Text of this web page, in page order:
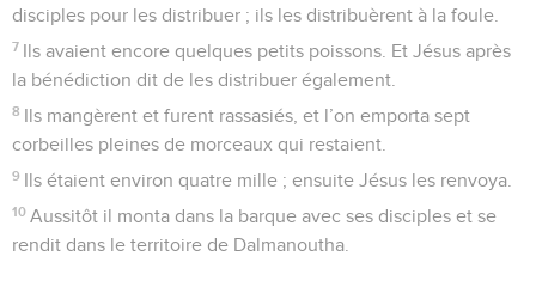
disciples pour les distribuer ; ils les distribuèrent à la foule.
7 Ils avaient encore quelques petits poissons. Et Jésus après
la bénédiction dit de les distribuer également.
8 Ils mangèrent et furent rassasiés, et l’on emporta sept
corbeilles pleines de morceaux qui restaient.
9 Ils étaient environ quatre mille ; ensuite Jésus les renvoya.
10 Aussitôt il monta dans la barque avec ses disciples et se
rendit dans le territoire de Dalmanoutha.